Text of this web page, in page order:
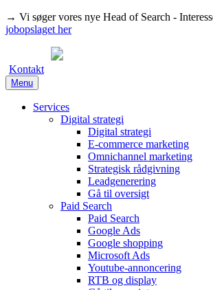
→ Vi søger vores nye Head of Search -
jobopslaget her
Kontakt
Menu
Services
Digital strategi
Digital strategi
E-commerce marketing
Omnichannel marketing
Strategisk rådgivning
Leadgenerering
Gå til oversigt
Paid Search
Paid Search
Google Ads
Google shopping
Microsoft Ads
Youtube-annoncering
RTB og display